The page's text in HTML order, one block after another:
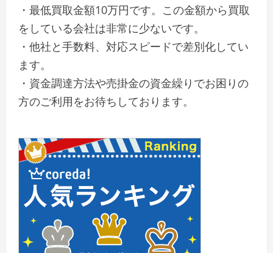
・最低買取金額10万円です。この金額から買取
をしている会社は非常に少ないです。
・他社と手数料、対応スピードで差別化してい
ます。
・資金調達方法や売掛金の資金繰りでお困りの
方のご利用をお待ちしております。